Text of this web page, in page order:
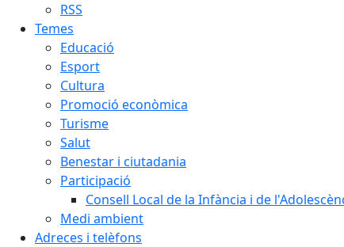
RSS
Temes
Educació
Esport
Cultura
Promoció econòmica
Turisme
Salut
Benestar i ciutadania
Participació
Consell Local de la Infància i de
Medi ambient
Adreces i telèfons